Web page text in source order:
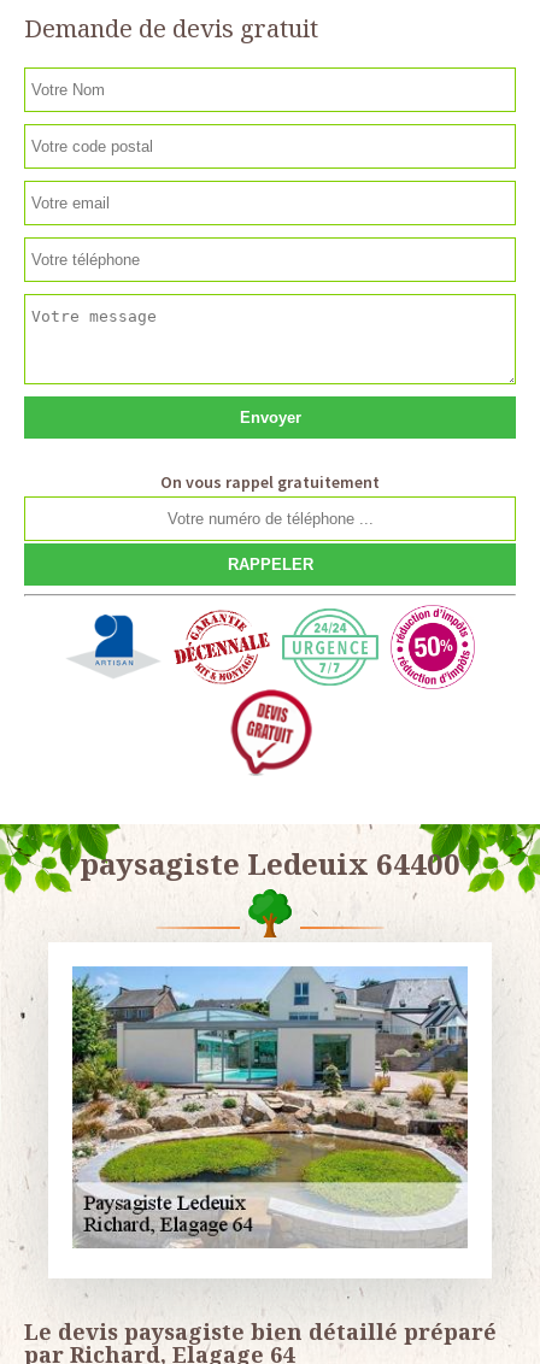
Demande de devis gratuit
On vous rappel gratuitement
paysagiste Ledeuix 64400
Le devis paysagiste bien détaillé préparé
par Richard, Elagage 64